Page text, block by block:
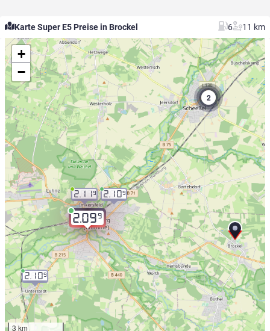
Karte Super E5 Preise in Brockel 6 11 km
2.099
2
2.109
2.119 2.109
+
−
3 km